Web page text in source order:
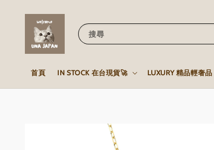
搜尋
首頁 IN STOCK 在台現貨🚀 LUXURY 精品輕奢品